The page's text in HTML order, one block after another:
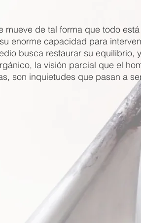
mueve de tal forma que todo
enorme capacidad para
busca restaurar su
la visión parcial que el
son inquietudes que pasan a